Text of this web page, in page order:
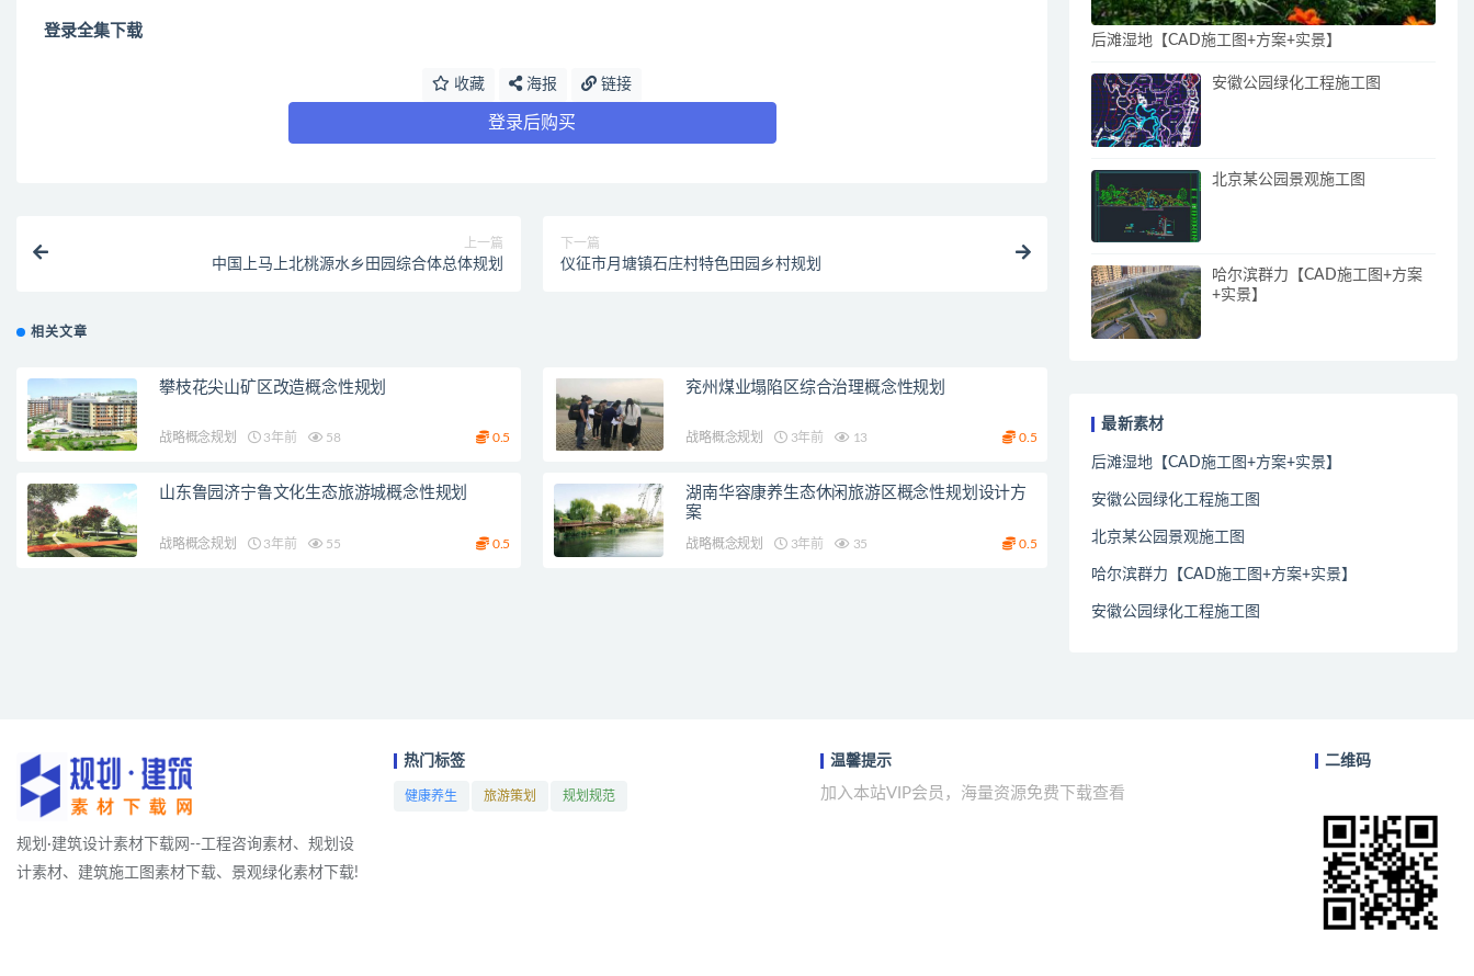
登录全集下载
收藏 海报 链接
登录后购买
上一篇
中国上马上北桃源水乡田园综合体总体规划
下一篇
仪征市月塘镇石庄村特色田园乡村规划
相关文章
攀枝花尖山矿区改造概念性规划
战略概念规划 3年前 58 0.5
兖州煤业塌陷区综合治理概念性规划
战略概念规划 3年前 13 0.5
山东鲁园济宁鲁文化生态旅游城概念性规划
战略概念规划 3年前 55 0.5
湖南华容康养生态休闲旅游区概念性规划设计方
案
战略概念规划 3年前 35 0.5
后滩湿地【CAD施工图+方案+实景】
安徽公园绿化工程施工图
北京某公园景观施工图
哈尔滨群力【CAD施工图+方案
+实景】
最新素材
后滩湿地【CAD施工图+方案+实景】
安徽公园绿化工程施工图
北京某公园景观施工图
哈尔滨群力【CAD施工图+方案+实景】
安徽公园绿化工程施工图
规划·建筑设计素材下载网--工程咨询素材、规划设
计素材、建筑施工图素材下载、景观绿化素材下载!
热门标签
健康养生 旅游策划 规划规范
温馨提示
加入本站VIP会员，海量资源免费下载查看
二维码